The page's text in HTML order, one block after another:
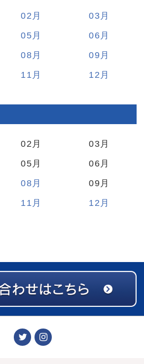
02
03
05
06
08
09
11 12
02
03
05
06
08
09
11 12